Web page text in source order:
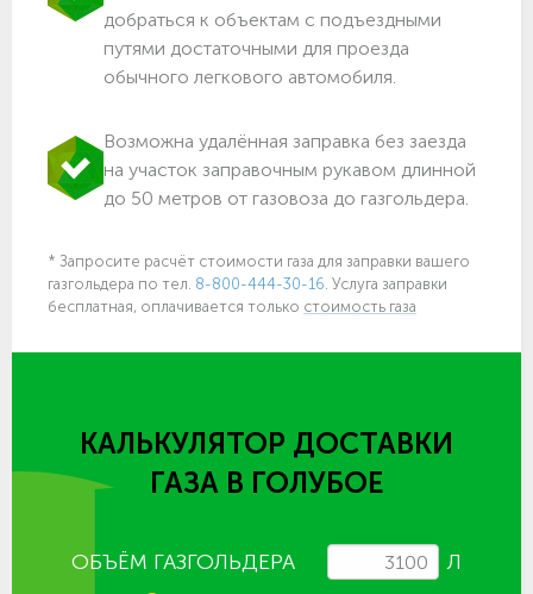
добраться к объектам c подъездными
путями достаточными для проезда
обычного легкового автомобиля.
Возможна удалённая заправка без заезда
на участок заправочным рукавом длинной
до 50 метров от газовоза до газгольдера.
* Запросите расчёт стоимости газа для заправки вашего
газгольдера по тел. 8-800-444-30-16. Услуга заправки
бесплатная, оплачивается только стоимость газа
КАЛЬКУЛЯТОР ДОСТАВКИ
ГАЗА В ГОЛУБОЕ
ОБЪЁМ ГАЗГОЛЬДЕРА Л